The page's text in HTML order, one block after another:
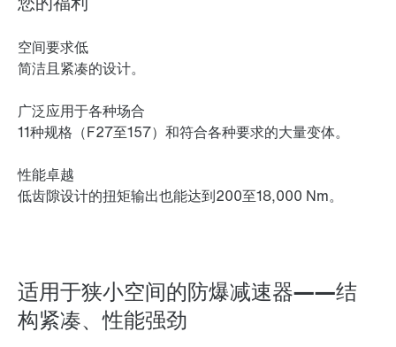
适用于狭小空间的防爆减速器——结
构紧凑、性能强劲
空间要求低
简洁且紧凑的设计。
广泛应用于各种场合
11种规格（F27至157）和符合各种要求的大量变体。
性能卓越
低齿隙设计的扭矩输出也能达到200至18,000 Nm。